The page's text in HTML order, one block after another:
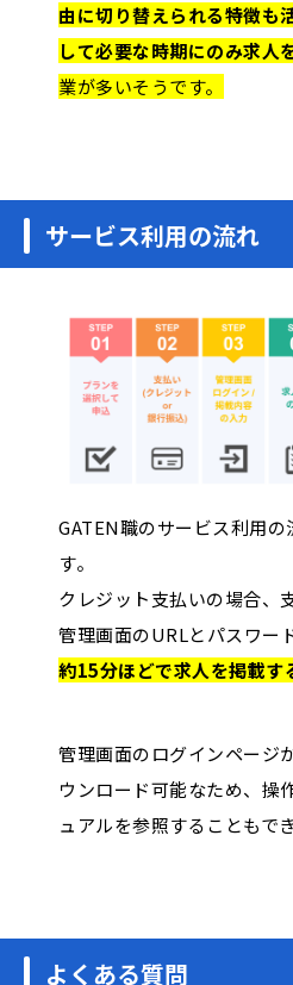
由に切り替えられる特徴も
して必要な時期にのみ求人
業が多いそうです。
サービス利用の流れ
GATEN職のサービス利用
す。
クレジット支払いの場合、
管理画面のURLとパスワー
約15分ほどで求人を掲載す
管理画面のログインページ
ウンロード可能なため、操
ュアルを参照することもで
よくある質問